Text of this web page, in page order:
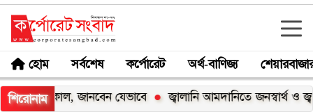
হোম সর্বশেষ কর্পোরেট অর্থ-বাণিজ্য
শিরোনামজানবেন যেভাবে জ্বালানি আমদানিতে জনস্বার্থ ও জ্বালানি